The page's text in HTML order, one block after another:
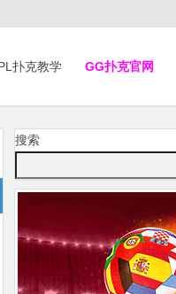
扑克教学 GG扑克官网
搜索